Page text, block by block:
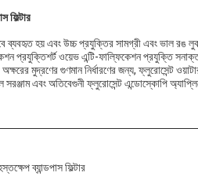
ফিল্টার
ব্যবহৃত হয় এবং উচ্চ প্রযুক্তির সামগ্রী এবং ভাল রঙ
প্রযুক্তিশর্ট ওয়েভ এন্টি-ফাল্ফিকেশন প্রযুক্তি
মুদ্রণের গুণমান নির্ধারণের জন্য, ফ্লুরোসেন্ট
এবং অতিবেগুনী ফ্লুরোসেন্ট এন্ডোস্কোপি
ব্যান্ডপাস ফিল্টার